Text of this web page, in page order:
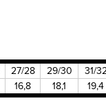
27/28 29/30
31/
16,8 18,1
19,4